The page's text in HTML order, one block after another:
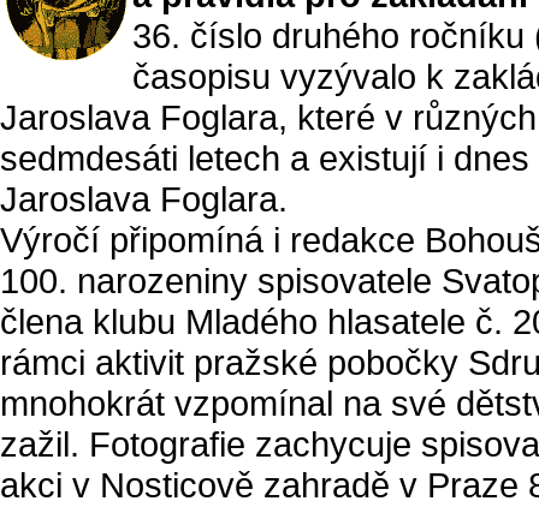
36. číslo druhého
časopisu vyzývalo k
Jaroslava Foglara, které v
sedmdesáti letech a existují i
Jaroslava Foglara.
Výročí připomíná i redakce
100. narozeniny spisovatele
člena klubu Mladého hlasatele č.
rámci aktivit pražské pobočky
mnohokrát vzpomínal na své
zažil. Fotografie zachycuje
akci v Nosticově zahradě v Praze